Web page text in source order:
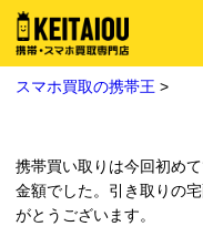
スマホ買取の携帯王 >
携帯買い取りは今回初め
金額でした。引き取りの
がとうございます。